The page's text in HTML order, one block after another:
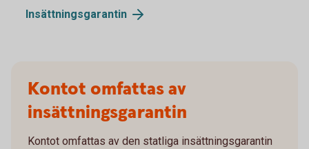
Insättningsgarantin
Kontot omfattas av
insättningsgarantin
Kontot omfattas av den statliga insättningsgarantin